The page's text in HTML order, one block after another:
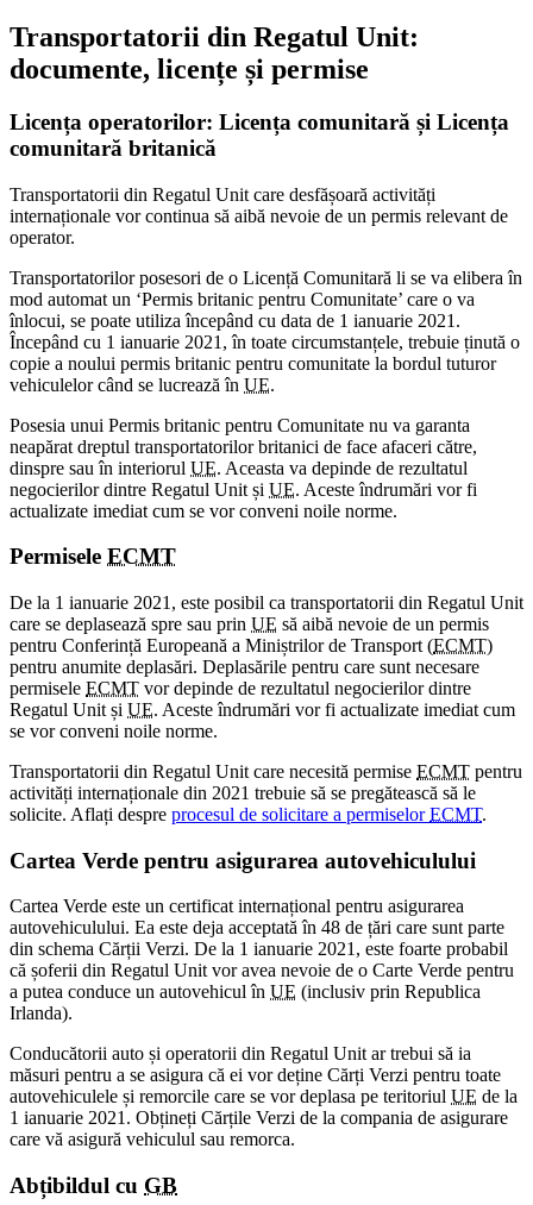
Transportatorii din Regatul Unit:
documente, licențe și permise
Licența operatorilor: Licența comunitară și Licența
comunitară britanică
Transportatorii din Regatul Unit care desfășoară activități
internaționale vor continua să aibă nevoie de un permis relevant de
operator.
Transportatorilor posesori de o Licență Comunitară li se va elibera în
mod automat un ‘Permis britanic pentru Comunitate’ care o va
înlocui, se poate utiliza începând cu data de 1 ianuarie 2021.
Începând cu 1 ianuarie 2021, în toate circumstanțele, trebuie ținută o
copie a noului permis britanic pentru comunitate la bordul tuturor
vehiculelor când se lucrează în UE.
Posesia unui Permis britanic pentru Comunitate nu va garanta
neapărat dreptul transportatorilor britanici de face afaceri către,
dinspre sau în interiorul UE. Aceasta va depinde de rezultatul
negocierilor dintre Regatul Unit și UE. Aceste îndrumări vor fi
actualizate imediat cum se vor conveni noile norme.
Permisele ECMT
De la 1 ianuarie 2021, este posibil ca transportatorii din Regatul Unit
care se deplasează spre sau prin UE să aibă nevoie de un permis
pentru Conferință Europeană a Miniștrilor de Transport (ECMT)
pentru anumite deplasări. Deplasările pentru care sunt necesare
permisele ECMT vor depinde de rezultatul negocierilor dintre
Regatul Unit și UE. Aceste îndrumări vor fi actualizate imediat cum
se vor conveni noile norme.
Transportatorii din Regatul Unit care necesită permise ECMT pentru
activități internaționale din 2021 trebuie să se pregătească să le
solicite. Aflați despre procesul de solicitare a permiselorECMT.
Cartea Verde pentru asigurarea autovehiculului
Cartea Verde este un certificat internațional pentru asigurarea
autovehiculului. Ea este deja acceptată în 48 de țări care sunt parte
din schema Cărții Verzi. De la 1 ianuarie 2021, este foarte probabil
că șoferii din Regatul Unit vor avea nevoie de o Carte Verde pentru
a putea conduce un autovehicul în UE (inclusiv prin Republica
Irlanda).
Conducătorii auto și operatorii din Regatul Unit ar trebui să ia
măsuri pentru a se asigura că ei vor deține Cărți Verzi pentru toate
autovehiculele și remorcile care se vor deplasa pe teritoriul UE de la
1 ianuarie 2021. Obțineți Cărțile Verzi de la compania de asigurare
care vă asigură vehiculul sau remorca.
Abțibildul cu GB